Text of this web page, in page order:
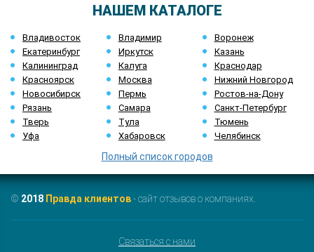
НАШЕМ КАТАЛОГЕ
Владивосток Владимир
Воронеж
Екатеринбург
Иркутск
Казань
Калининград
Калуга
Краснодар
Красноярск
Москва
Нижний Новгород
Новосибирск
Пермь
Ростов-на-Дону
Рязань
Самара
Санкт-Петербург
Тверь
Тула
Тюмень
Уфа
Хабаровск Челябинск
Полный список городов
© 2018 Правда клиентов- сайт отзывов о компаниях.
Связаться с нами